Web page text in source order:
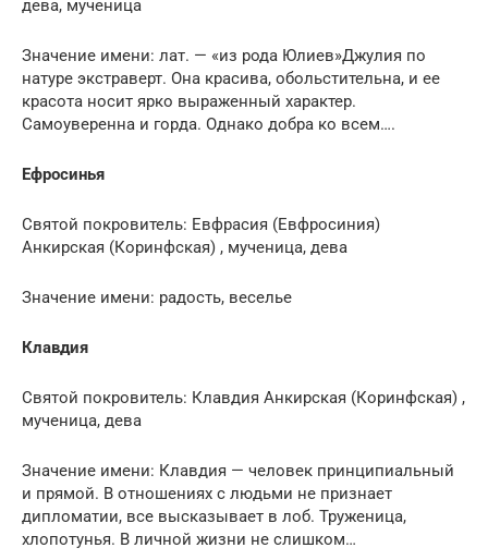
дева, мученица
Значение имени: лат. — «из рода Юлиев»Джулия по
натуре экстраверт. Она красива, обольстительна, и ее
красота носит ярко выраженный характер.
Самоуверенна и горда. Однако добра ко всем….
Ефросинья
Святой покровитель: Евфрасия (Евфросиния)
Анкирская (Коринфская) , мученица, дева
Значение имени: радость, веселье
Клавдия
Святой покровитель: Клавдия Анкирская (Коринфская) ,
мученица, дева
Значение имени: Клавдия — человек принципиальный
и прямой. В отношениях с людьми не признает
дипломатии, все высказывает в лоб. Труженица,
хлопотунья. В личной жизни не слишком…